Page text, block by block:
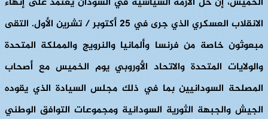
الانقلاب العسكري الذي جرى في 25 أكتوبر / تشرين الأول. التقى
مبعوثون خاصة من فرنسا وألمانيا والنرويج والمملكة المتحدة
والولايات المتحدة والاتحاد الأوروبي يوم الخميس مع أصحاب
المصلحة السودانيين بما في ذلك مجلس السيادة الذي يقوده
الجيش والجبهة الثورية السودانية ومجموعات التوافق الوطني